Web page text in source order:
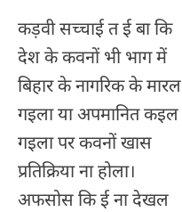
कड़वी सच्चाई त ई बा कि
देश के कवनों भी भाग में
बिहार के नागरिक के मारल
गइला या अपमानित कइल
गइला पर कवनों खास
प्रतिक्रिया ना होला।
अफसोस कि ई ना देखल